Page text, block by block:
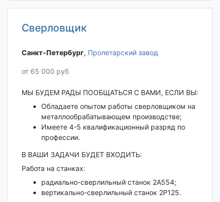
Сверловщик
Санкт-Петербург‎, Пролетарский завод
от 65 000 руб
МЫ БУДЕМ РАДЫ ПООБЩАТЬСЯ С ВАМИ, ЕСЛИ ВЫ:
Обладаете опытом работы сверловщиком на
металлообрабатывающем производстве;
Имеете 4-5 квалификационный разряд по
профессии.
В ВАШИ ЗАДАЧИ БУДЕТ ВХОДИТЬ:
Работа на станках:
радиально-сверлильный станок 2А554;
вертикально-сверлильный станок 2Р125.